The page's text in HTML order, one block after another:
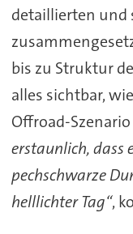
detaillierten und
bis zu Struktur
alles sichtbar,
Offroad-
erstaunlich, dass
pechschwarze
helllichter Tag“,